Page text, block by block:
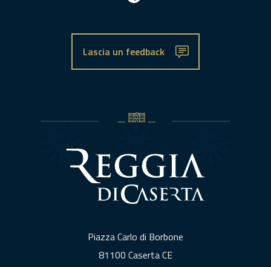
Lascia un feedback
Piazza Carlo di Borbone
81100 Caserta CE